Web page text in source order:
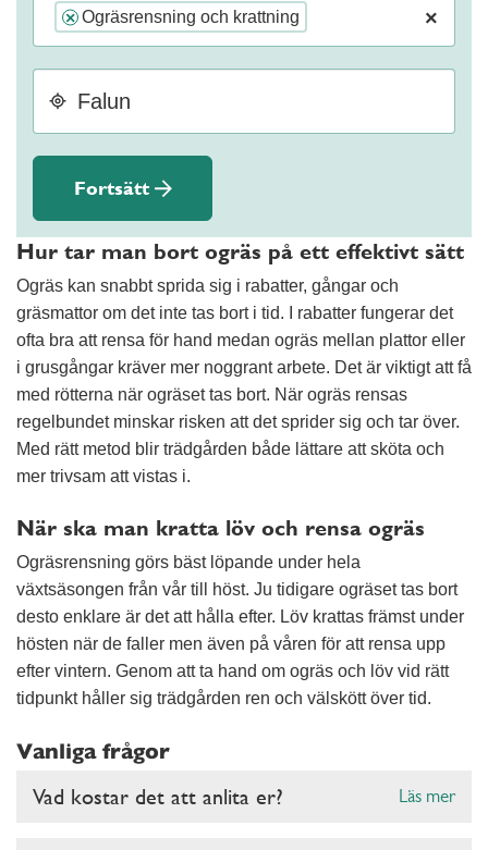
×
× Ogräsrensning och krattning
Fortsätt
Hur tar man bort ogräs på ett effektivt sätt
Ogräs kan snabbt sprida sig i rabatter, gångar och
gräsmattor om det inte tas bort i tid. I rabatter fungerar det
ofta bra att rensa för hand medan ogräs mellan plattor eller
i grusgångar kräver mer noggrant arbete. Det är viktigt att få
med rötterna när ogräset tas bort. När ogräs rensas
regelbundet minskar risken att det sprider sig och tar över.
Med rätt metod blir trädgården både lättare att sköta och
mer trivsam att vistas i.
När ska man kratta löv och rensa ogräs
Ogräsrensning görs bäst löpande under hela
växtsäsongen från vår till höst. Ju tidigare ogräset tas bort
desto enklare är det att hålla efter. Löv krattas främst under
hösten när de faller men även på våren för att rensa upp
efter vintern. Genom att ta hand om ogräs och löv vid rätt
tidpunkt håller sig trädgården ren och välskött över tid.
Vanliga frågor
Vad kostar det att anlita er? Läs mer